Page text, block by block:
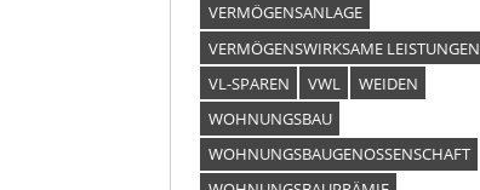
VERMÖGENSANLAGE
VERMÖGENSWIRKSAME LEISTUNGEN
VL-SPAREN
VWL
WEIDEN
WOHNUNGSBAU
WOHNUNGSBAUGENOSSENSCHAFT